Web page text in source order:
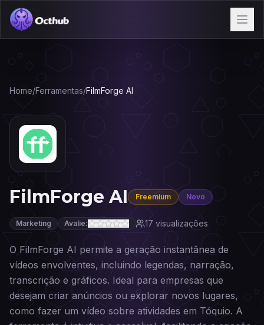
Home/Ferramentas/FilmForge AI
FilmForge AI Freemium Novo
Marketing Avalie: 17 visualizações
O FilmForge AI permite a geração instantânea de
vídeos envolventes, incluindo legendas, narração,
transcrição e gráficos. Ideal para empresas que
desejam criar anúncios ou explorar novos lugares,
como fazer um vídeo sobre atividades em Tóquio. A